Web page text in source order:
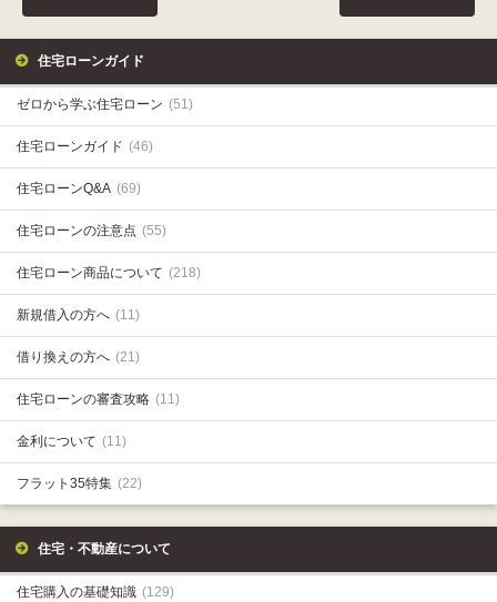
住宅ローンガイド
ゼロから学ぶ住宅ローン (51)
住宅ローンガイド (46)
住宅ローンQ&A (69)
住宅ローンの注意点 (55)
住宅ローン商品について (218)
新規借入の方へ (11)
借り換えの方へ (21)
住宅ローンの審査攻略 (11)
金利について (11)
フラット35特集 (22)
住宅・不動産について
住宅購入の基礎知識 (129)